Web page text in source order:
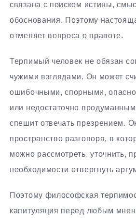
связана с поиском истины,
обоснования. Поэтому
отменяет вопроса о правоте.
Терпимый человек не обязан
чужими взглядами. Он может
ошибочными, спорными,
или недостаточно
спешит отвечать презрением.
пространство разговора, в
можно рассмотреть, уточнить,
необходимости отвергнуть
Поэтому философская
капитуляция перед любым